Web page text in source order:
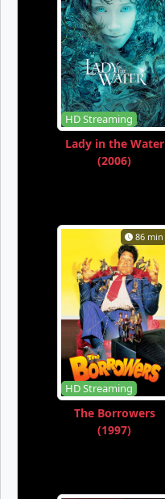
HD Streaming
Lady in the Water
(2006)
86 min
HD Streaming
The Borrowers
(1997)